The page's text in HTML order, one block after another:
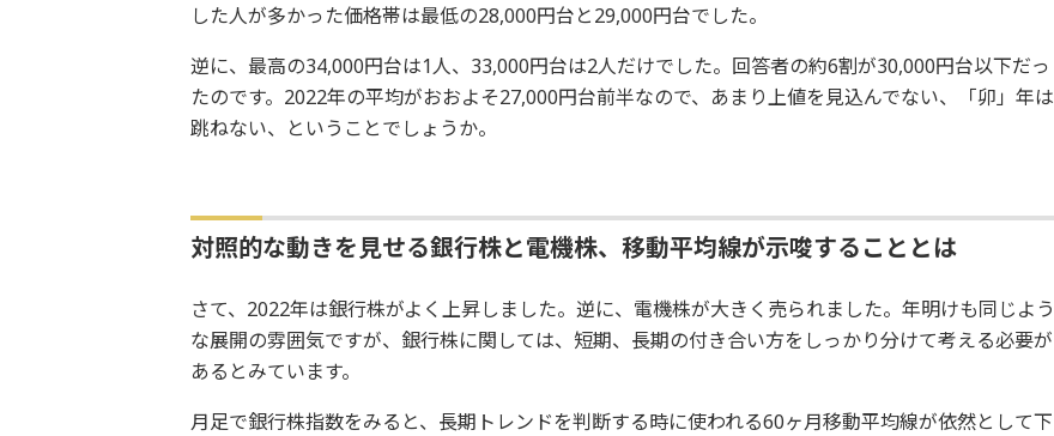
した人が多かった価格帯は最低の28,000円台と29,000円台でした。
逆に、最高の34,000円台は1人、33,000円台は2人だけでした。回答者の約6割が30,000円台以下だっ
たのです。2022年の平均がおおよそ27,000円台前半なので、あまり上値を見込んでない、「卯」年は
跳ねない、ということでしょうか。
対照的な動きを見せる銀行株と電機株、移動平均線が示唆することとは
さて、2022年は銀行株がよく上昇しました。逆に、電機株が大きく売られました。年明けも同じよう
な展開の雰囲気ですが、銀行株に関しては、短期、長期の付き合い方をしっかり分けて考える必要が
あるとみています。
月足で銀行株指数をみると、長期トレンドを判断する時に使われる60ヶ月移動平均線が依然として下